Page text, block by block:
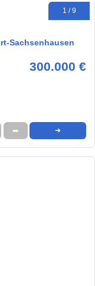
1 / 9
Sachsenhausen
300.000 €
➦ ➜